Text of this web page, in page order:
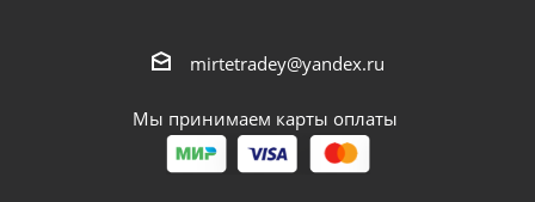
mirtetradey@yandex.ru
Мы принимаем карты оплаты